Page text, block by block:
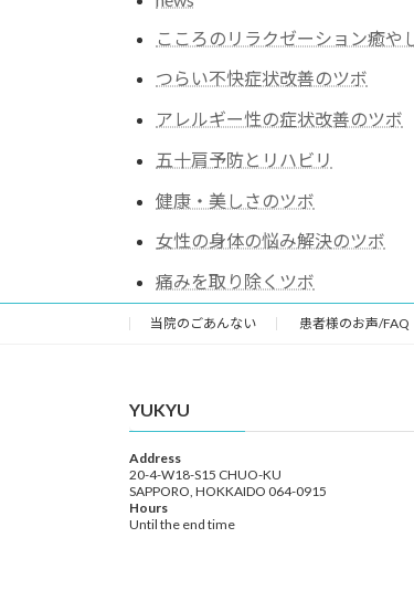
こころのリラクゼーション癒や
つらい不快症状改善のツボ
アレルギー性の症状改善のツボ
五十肩予防とリハビリ
健康・美しさのツボ
女性の身体の悩み解決のツボ
痛みを取り除くツボ
当院のごあんない 患者様のお声/FAQ
YUKYU
Address
20-4-W18-S15 CHUO-KU
SAPPORO, HOKKAIDO 064-0915
Hours
Until the end time